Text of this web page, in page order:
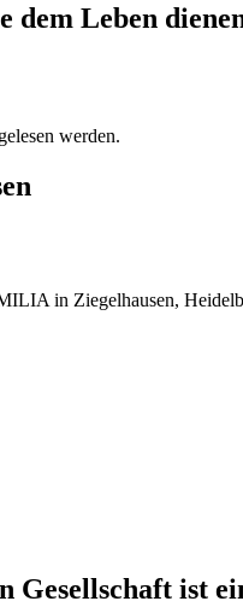
dem Leben
werden.
in Ziegelhausen,
Gesellschaft ist